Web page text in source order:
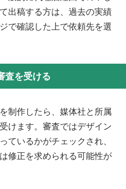
出稿する方は、過去の実績
で確認した上で依頼先を選
査を受ける
制作したら、媒体社と所属
けます。審査ではデザイン
ているかがチェックされ、
修正を求められる可能性が